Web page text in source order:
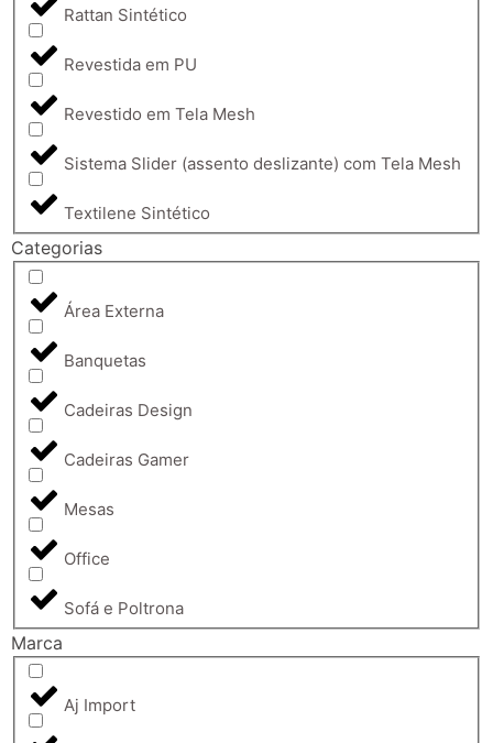
Rattan Sintético
Revestida em PU
Revestido em Tela Mesh
Sistema Slider (assento deslizante) com Tela Mesh
Textilene Sintético
Categorias
Área Externa
Banquetas
Cadeiras Design
Cadeiras Gamer
Mesas
Office
Sofá e Poltrona
Marca
Aj Import